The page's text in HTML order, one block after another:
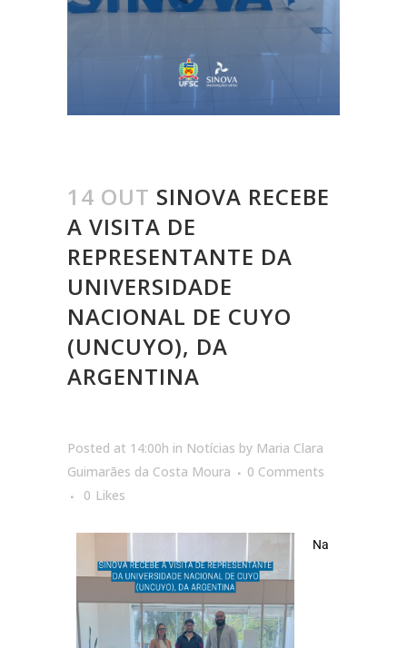
14 OUT SINOVA RECEBE
A VISITA DE
REPRESENTANTE DA
UNIVERSIDADE
NACIONAL DE CUYO
(UNCUYO), DA
ARGENTINA
Posted at 14:00h in Notícias by Maria Clara
Guimarães da Costa Moura
0 Comments
0 Likes
Na